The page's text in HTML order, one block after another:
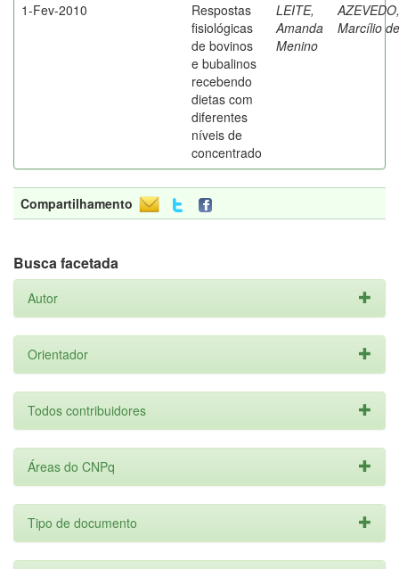
1-Fev-2010
Respostas
fisiológicas
de bovinos
e bubalinos
recebendo
dietas com
diferentes
níveis de
concentrado
LEITE,
Amanda
Menino
AZEVEDO,
Marcílio de
Compartilhamento
Busca facetada
Autor
Orientador
Todos contribuidores
Áreas do CNPq
Tipo de documento